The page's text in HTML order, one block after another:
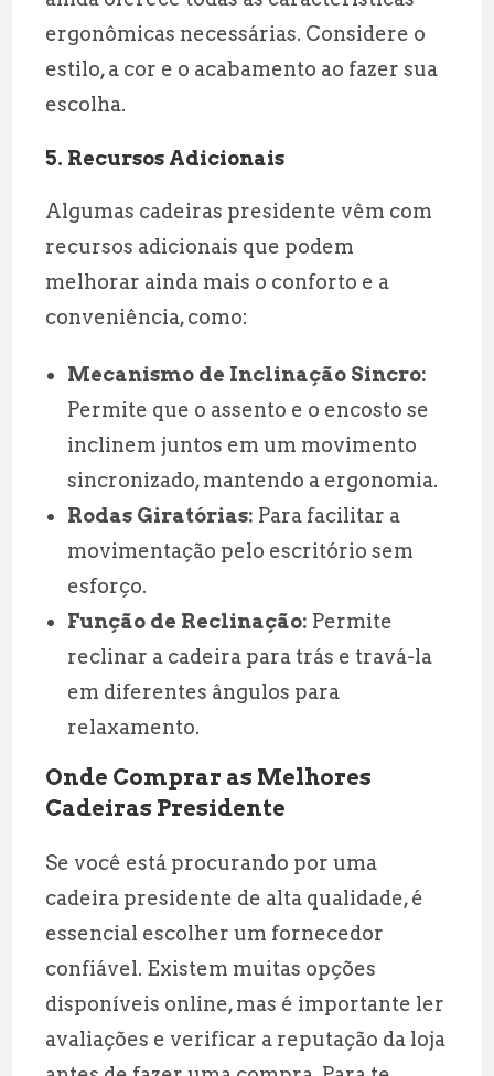
ergonômicas necessárias. Considere o
estilo, a cor e o acabamento ao fazer sua
escolha.
5. Recursos Adicionais
Algumas cadeiras presidente vêm com
recursos adicionais que podem
melhorar ainda mais o conforto e a
conveniência, como:
Mecanismo de Inclinação Sincro:
Permite que o assento e o encosto se
inclinem juntos em um movimento
sincronizado, mantendo a ergonomia.
Rodas Giratórias: Para facilitar a
movimentação pelo escritório sem
esforço.
Função de Reclinação: Permite
reclinar a cadeira para trás e travá-la
em diferentes ângulos para
relaxamento.
Onde Comprar as Melhores
Cadeiras Presidente
Se você está procurando por uma
cadeira presidente de alta qualidade, é
essencial escolher um fornecedor
confiável. Existem muitas opções
disponíveis online, mas é importante ler
avaliações e verificar a reputação da loja